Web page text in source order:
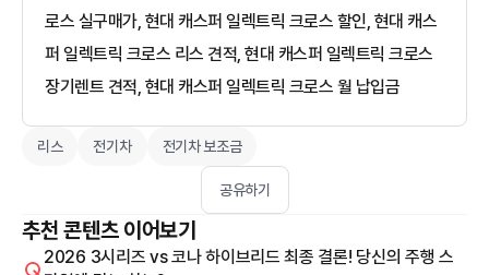
로스 실구매가, 현대 캐스퍼 일렉트릭 크로스 할인, 현대 캐스
퍼 일렉트릭 크로스 리스 견적, 현대 캐스퍼 일렉트릭 크로스
장기렌트 견적, 현대 캐스퍼 일렉트릭 크로스 월 납입금
리스 전기차 전기차 보조금
공유하기
추천 콘텐츠 이어보기
2026 3시리즈 vs 코나 하이브리드 최종 결론! 당신의 주행 스